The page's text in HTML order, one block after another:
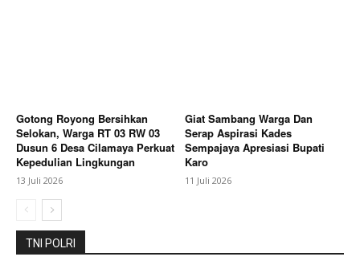
Gotong Royong Bersihkan
Selokan, Warga RT 03 RW 03
Dusun 6 Desa Cilamaya Perkuat
Kepedulian Lingkungan
13 Juli 2026
Giat Sambang Warga Dan
Serap Aspirasi Kades
Sempajaya Apresiasi Bupati
Karo
11 Juli 2026
TNI POLRI